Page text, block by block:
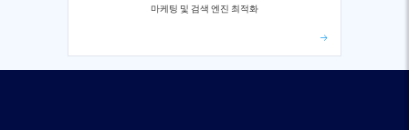
마케팅 및 검색 엔진 최적화